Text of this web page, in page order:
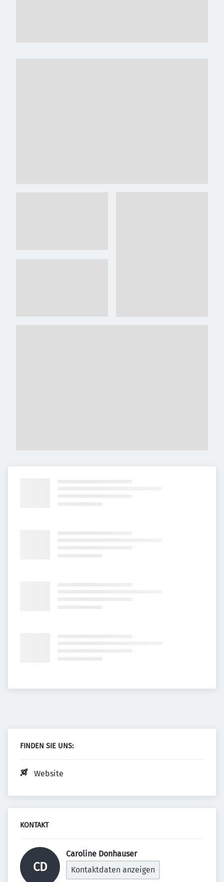
FINDEN SIE UNS:
Website
KONTAKT
CD
Caroline Donhauser
Kontaktdaten anzeigen